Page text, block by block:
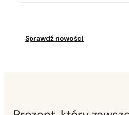
Sprawdź nowości